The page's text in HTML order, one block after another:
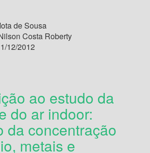
de Sousa
Costa Roberty
12/2012
ao estudo da
do ar indoor:
da concentração
metais e